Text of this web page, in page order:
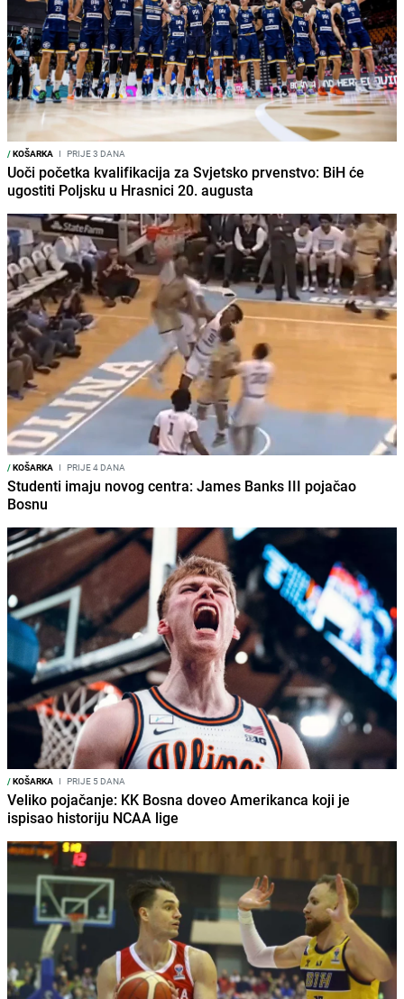
/KOŠARKA I PRIJE 3 DANA
Uoči početka kvalifikacija za Svjetsko prvenstvo: BiH će
ugostiti Poljsku u Hrasnici 20. augusta
/KOŠARKA I PRIJE 4 DANA
Studenti imaju novog centra: James Banks III pojačao
Bosnu
/KOŠARKA I PRIJE 5 DANA
Veliko pojačanje: KK Bosna doveo Amerikanca koji je
ispisao historiju NCAA lige